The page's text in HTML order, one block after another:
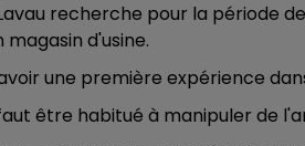
recherche pour la période
d'usine.
une première expérience
être habitué à manipuler de